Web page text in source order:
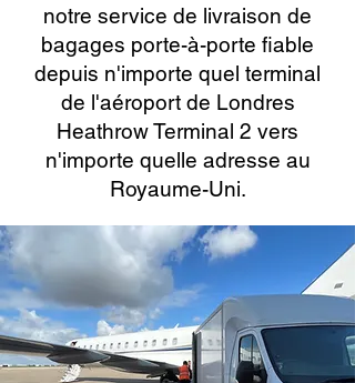
notre service de livraison de
bagages porte-à-porte fiable
depuis n'importe quel terminal
de l'aéroport de Londres
Heathrow Terminal 2 vers
n'importe quelle adresse au
Royaume-Uni.